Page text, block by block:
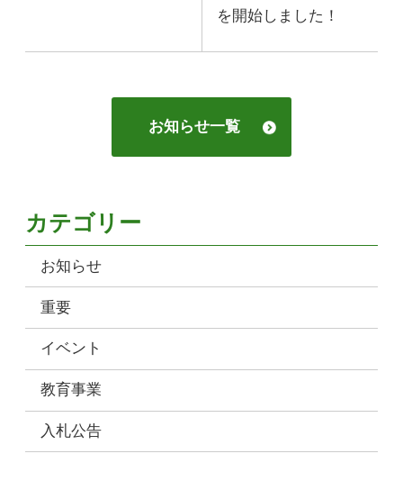
を開始しました！
お知らせ一覧
カテゴリー
お知らせ
重要
イベント
教育事業
入札公告